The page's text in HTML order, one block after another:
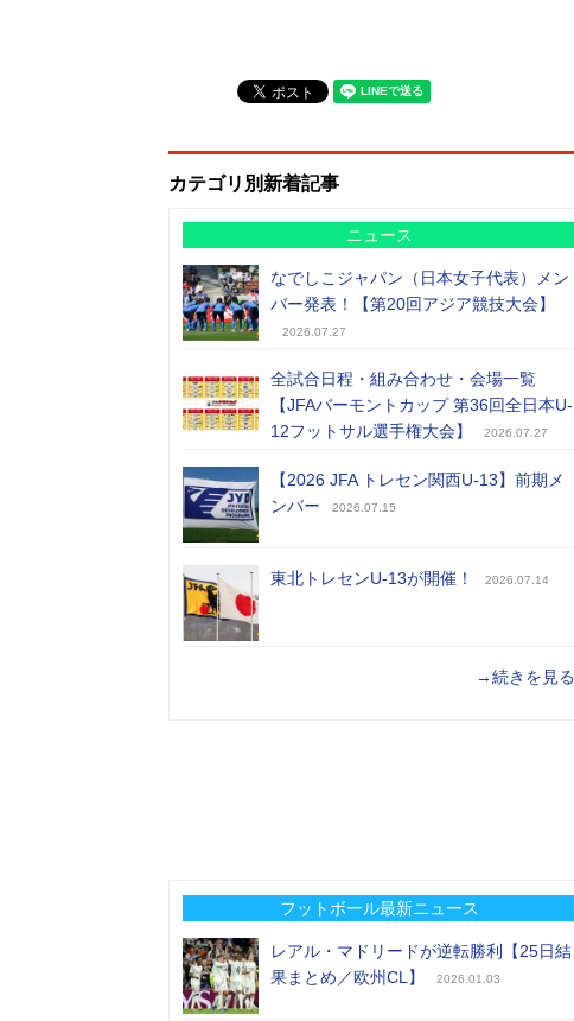
カテゴリ別新着記事
ニュース
なでしこジャパン（日本女子代表）メン
バー発表！【第20回アジア競技大会】
2026.07.27
全試合日程・組み合わせ・会場一覧
【JFAバーモントカップ 第36回全日本U-
12フットサル選手権大会】
2026.07.27
【2026 JFA トレセン関西U-13】前期メ
ンバー
2026.07.15
東北トレセンU-13が開催！ 2026.07.14
→続きを見る
フットボール最新ニュース
レアル・マドリードが逆転勝利【25日結
果まとめ／欧州CL】
2026.01.03